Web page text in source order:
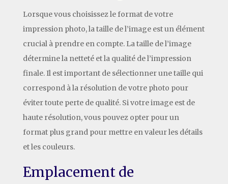
Lorsque vous choisissez le format de votre
impression photo, la taille de l’image est un élément
crucial à prendre en compte. La taille de l’image
détermine la netteté et la qualité de l’impression
finale. Il est important de sélectionner une taille qui
correspond à la résolution de votre photo pour
éviter toute perte de qualité. Si votre image est de
haute résolution, vous pouvez opter pour un
format plus grand pour mettre en valeur les détails
et les couleurs.
Emplacement de